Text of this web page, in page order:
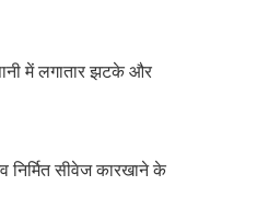
में लगातार झटके और
निर्मित सीवेज कारखाने के